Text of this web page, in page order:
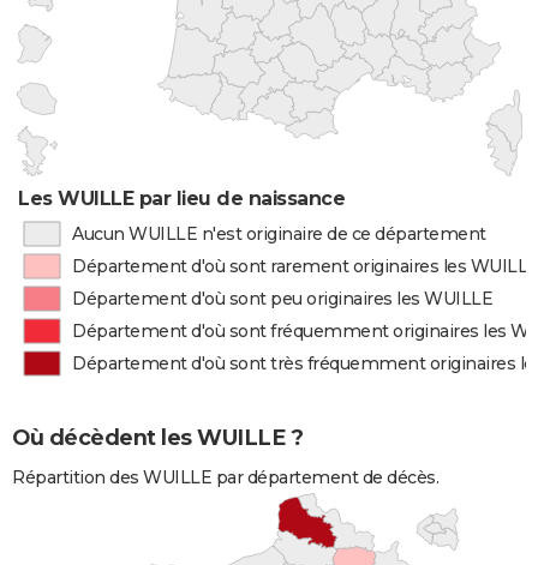
Les WUILLE par lieu de naissance
Aucun WUILLE n'est originaire de ce département
Département d'où sont rarement originaires les WUILLE
Département d'où sont peu originaires les WUILLE
Département d'où sont fréquemment originaires les
Département d'où sont très fréquemment originaires
Où décèdent les WUILLE ?
Répartition des WUILLE par département de décès.